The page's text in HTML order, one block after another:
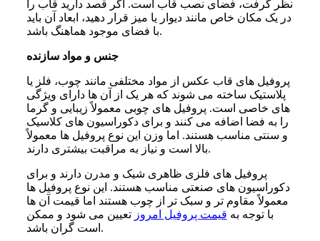
نظر گرفت، فضای نصب قاب است. اگر قصد دارید قاب را
در یک مکان خاص مانند دیوار یا میز قرار دهید، ابعاد آن باید
با فضای موجود هماهنگ باشد.
جنس و مواد سازنده
پروفیل های قاب عکس از مواد مختلفی مانند چوب، فلز یا
پلاستیک ساخته می شوند که هر یک از آن ها دارای ویژگی
های خاصی است. پروفیل‌ های چوبی معمولاً زیبایی و گرما
را به فضا اضافه می‌ کنند و برای دکوراسیون‌ های کلاسیک
و سنتی مناسب هستند. اما وزن این نوع پروفیل ها معمولاً
بالا است و نیاز به مراقبت بیشتری دارند.
پروفیل‌ های فلزی ظاهری شیک و مدرن دارند و برای
دکوراسیون‌ های صنعتی مناسب هستند. این نوع پروفیل ‌ها
معمولاً مقاوم ‌تر و سبک ‌تر از چوب هستند اما قیمت آن ها
با توجه به قیمت پروفیل امروز تعیین می شود و ممکن
است گران باشد.